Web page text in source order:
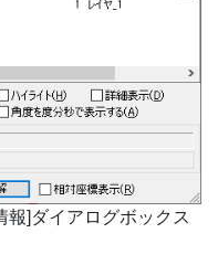
報]ダイアログボックス